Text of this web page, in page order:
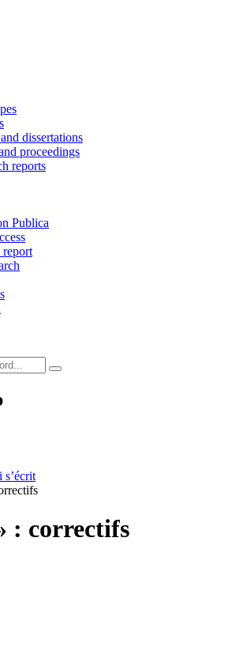
dissertations
proceedings
reports
Publica
s’écrit
: correctifs